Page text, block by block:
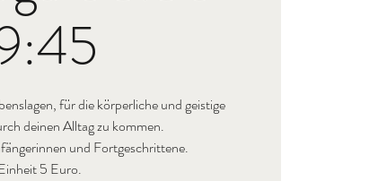
für die körperliche und geistige
deinen Alltag zu kommen.
und Fortgeschrittene.